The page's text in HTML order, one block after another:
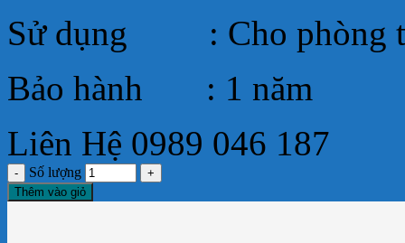
Sử dụng : Cho phòng
Bảo hành : 1 năm
Liên Hệ 0989 046 187
Số lượng
Thêm vào giỏ